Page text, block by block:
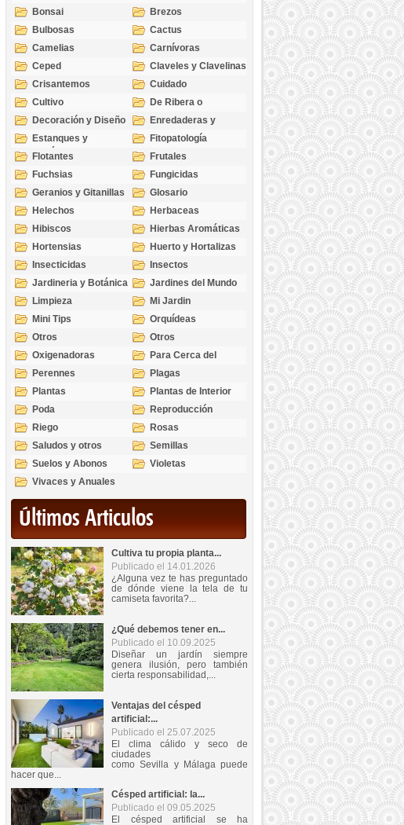
Rododendros
Bonsai
Brezos
Bulbosas
Cactus
Camelias
Carnívoras
Ceped
Claveles y Clavelinas
Crisantemos
Cuidado
Cultivo
De Ribera o
Palustres
Decoración y Diseño
Enredaderas y
cubresuelos
Estanques y
Acuáticas
Fitopatología
Flotantes
Frutales
Fuchsias
Fungicidas
Geranios y Gitanillas
Glosario
Helechos
Herbaceas
Hibiscos
Hierbas Aromáticas
Hortensias
Huerto y Hortalizas
Insecticidas
Insectos
Jardineria y Botánica
Jardines del Mundo
Limpieza
Mi Jardin
Mini Tips
Orquídeas
Otros
Otros
Oxigenadoras
Para Cerca del
Estanque
Perennes
Plagas
Plantas
Plantas de Interior
Poda
Reproducción
Riego
Rosas
Saludos y otros
temas
Semillas
Suelos y Abonos
Violetas
Vivaces y Anuales
Últimos Articulos
Cultiva tu propia planta...
Publicado el 14.01.2026
¿Alguna vez te has preguntado
de dónde viene la tela de tu
camiseta favorita?...
¿Qué debemos tener en...
Publicado el 10.09.2025
Diseñar un jardín siempre
genera ilusión, pero también
cierta responsabilidad,...
Ventajas del césped
artificial:...
Publicado el 25.07.2025
El clima cálido y seco de
ciudades
como Sevilla y Málaga puede
hacer que...
Césped artificial: la...
Publicado el 09.05.2025
El césped artificial se ha